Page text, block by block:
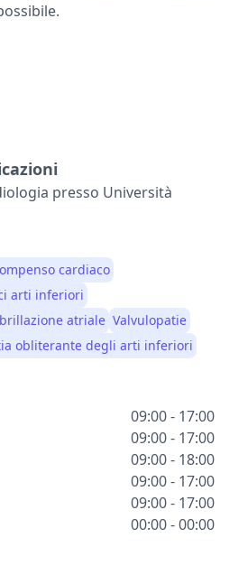
presso Università
cardiaco
arti inferiori
atriale Valvulopatie
obliterante degli arti inferiori
09:00 - 17:00
09:00 - 17:00
09:00 - 18:00
09:00 - 17:00
09:00 - 17:00
00:00 - 00:00